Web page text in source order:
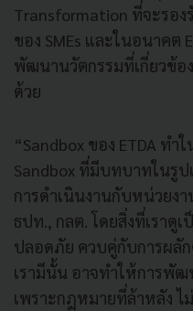
Transformation ที่จะรอ
ของ SMEs และในอนาคต
พัฒนานวัตกรรมที่เกี่ยวข้อ
ด้วย
“Sandbox ของ ETDA ท
Sandbox ที่มีบทบาทในรูป
การดำเนินงานกับหน่วยง
ธปท., กลต. โดยสิ่งที่เราดู
ปลอดภัย ควบคู่กับการผลั
เรามีนั้น อาจทำให้การพั
เพราะกฎหมายที่ล้าหลัง ไ